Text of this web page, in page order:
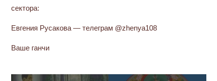
сектора:
Евгения Русакова — телеграм @zhenya108
Ваше ганчи